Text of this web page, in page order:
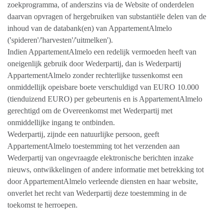
zoekprogramma, of anderszins via de Website of onderdelen
daarvan opvragen of hergebruiken van substantiële delen van de
inhoud van de databank(en) van AppartementAlmelo
('spideren'/'harvesten'/'uitmelken').
Indien AppartementAlmelo een redelijk vermoeden heeft van
oneigenlijk gebruik door Wederpartij, dan is Wederpartij
AppartementAlmelo zonder rechterlijke tussenkomst een
onmiddellijk opeisbare boete verschuldigd van EURO 10.000
(tienduizend EURO) per gebeurtenis en is AppartementAlmelo
gerechtigd om de Overeenkomst met Wederpartij met
onmiddellijke ingang te ontbinden.
Wederpartij, zijnde een natuurlijke persoon, geeft
AppartementAlmelo toestemming tot het verzenden aan
Wederpartij van ongevraagde elektronische berichten inzake
nieuws, ontwikkelingen of andere informatie met betrekking tot
door AppartementAlmelo verleende diensten en haar website,
onverlet het recht van Wederpartij deze toestemming in de
toekomst te herroepen.